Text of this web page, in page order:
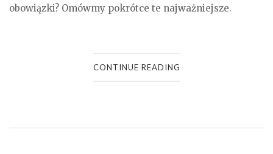
obowiązki? Omówmy pokrótce te najważniejsze.
CONTINUE READING